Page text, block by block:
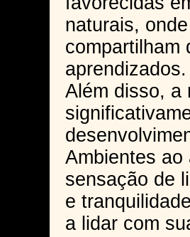
naturais,
compartilham
aprendizados.
Além disso, a
Ambientes ao
sensação de
e
a lidar com